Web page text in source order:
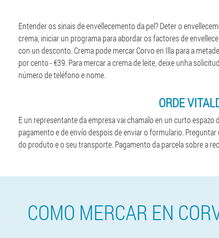
Entender os sinais de envellecemento da pel? Deter o
crema, iniciar un programa para abordar os factores de
con un desconto. Crema pode mercar Corvo en Illa para a
por cento - €39. Para mercar a crema de leite, deixe unha
número de teléfono e nome.
ORDE
E un representante da empresa vai chamalo en un curto
pagamento e de envío despois de enviar o formulario.
do produto e o seu transporte. Pagamento da parcela sobre a
COMO MERCAR EN